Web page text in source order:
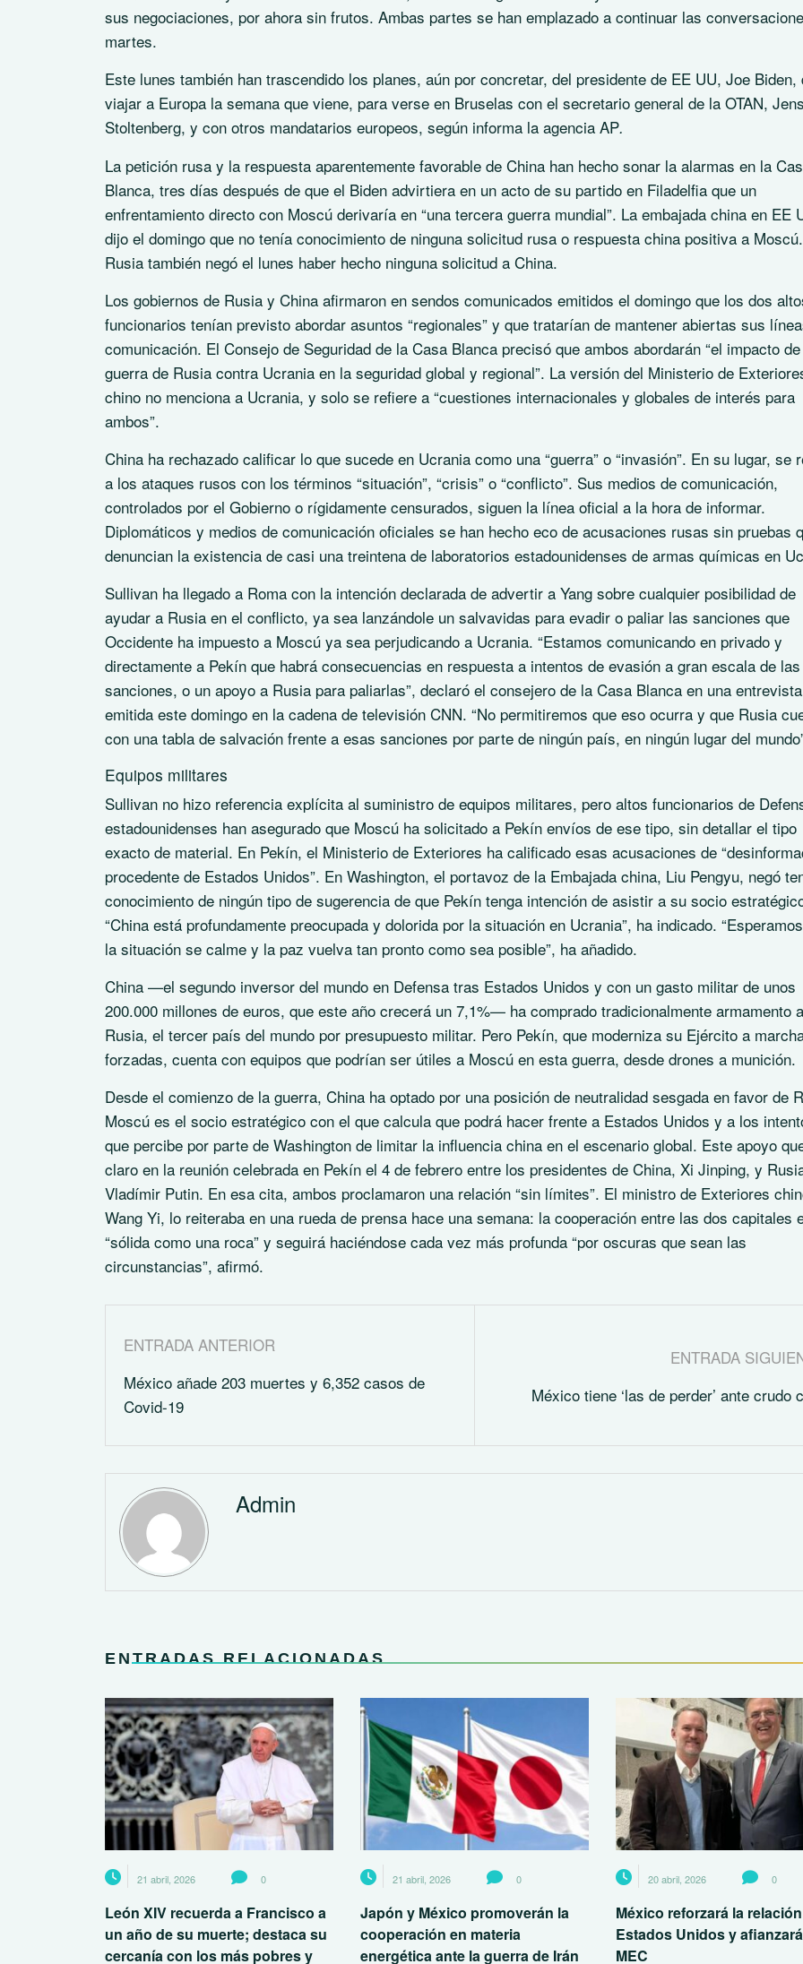
sus negociaciones, por ahora sin frutos. Ambas partes se han emplazado a continuar las
martes.
Este lunes también han trascendido los planes, aún por concretar, del presidente de EE UU, Joe Biden,
viajar a Europa la semana que viene, para verse en Bruselas con el secretario general de la OTAN, Jens
Stoltenberg, y con otros mandatarios europeos, según informa la agencia AP.
La petición rusa y la respuesta aparentemente favorable de China han hecho sonar la alarmas en la
Blanca, tres días después de que el Biden advirtiera en un acto de su partido en Filadelfia que un
enfrentamiento directo con Moscú derivaría en “una tercera guerra mundial”. La embajada china en EE
dijo el domingo que no tenía conocimiento de ninguna solicitud rusa o respuesta china positiva a Moscú.
Rusia también negó el lunes haber hecho ninguna solicitud a China.
Los gobiernos de Rusia y China afirmaron en sendos comunicados emitidos el domingo que los dos
funcionarios tenían previsto abordar asuntos “regionales” y que tratarían de mantener abiertas sus
comunicación. El Consejo de Seguridad de la Casa Blanca precisó que ambos abordarán “el impacto
guerra de Rusia contra Ucrania en la seguridad global y regional”. La versión del Ministerio de
chino no menciona a Ucrania, y solo se refiere a “cuestiones internacionales y globales de interés para
ambos”.
China ha rechazado calificar lo que sucede en Ucrania como una “guerra” o “invasión”. En su lugar, se
a los ataques rusos con los términos “situación”, “crisis” o “conflicto”. Sus medios de comunicación,
controlados por el Gobierno o rígidamente censurados, siguen la línea oficial a la hora de informar.
Diplomáticos y medios de comunicación oficiales se han hecho eco de acusaciones rusas sin pruebas
denuncian la existencia de casi una treintena de laboratorios estadounidenses de armas químicas en
Sullivan ha llegado a Roma con la intención declarada de advertir a Yang sobre cualquier posibilidad de
ayudar a Rusia en el conflicto, ya sea lanzándole un salvavidas para evadir o paliar las sanciones que
Occidente ha impuesto a Moscú ya sea perjudicando a Ucrania. “Estamos comunicando en privado y
directamente a Pekín que habrá consecuencias en respuesta a intentos de evasión a gran escala de las
sanciones, o un apoyo a Rusia para paliarlas”, declaró el consejero de la Casa Blanca en una entrevista
emitida este domingo en la cadena de televisión CNN. “No permitiremos que eso ocurra y que Rusia
con una tabla de salvación frente a esas sanciones por parte de ningún país, en ningún lugar del
Equipos militares
Sullivan no hizo referencia explícita al suministro de equipos militares, pero altos funcionarios de
estadounidenses han asegurado que Moscú ha solicitado a Pekín envíos de ese tipo, sin detallar el tipo
exacto de material. En Pekín, el Ministerio de Exteriores ha calificado esas acusaciones de
procedente de Estados Unidos”. En Washington, el portavoz de la Embajada china, Liu Pengyu, negó
conocimiento de ningún tipo de sugerencia de que Pekín tenga intención de asistir a su socio
“China está profundamente preocupada y dolorida por la situación en Ucrania”, ha indicado.
la situación se calme y la paz vuelva tan pronto como sea posible”, ha añadido.
China —el segundo inversor del mundo en Defensa tras Estados Unidos y con un gasto militar de unos
200.000 millones de euros, que este año crecerá un 7,1%— ha comprado tradicionalmente armamento a
Rusia, el tercer país del mundo por presupuesto militar. Pero Pekín, que moderniza su Ejército a
forzadas, cuenta con equipos que podrían ser útiles a Moscú en esta guerra, desde drones a munición.
Desde el comienzo de la guerra, China ha optado por una posición de neutralidad sesgada en favor de
Moscú es el socio estratégico con el que calcula que podrá hacer frente a Estados Unidos y a los
que percibe por parte de Washington de limitar la influencia china en el escenario global. Este apoyo
claro en la reunión celebrada en Pekín el 4 de febrero entre los presidentes de China, Xi Jinping, y
Vladímir Putin. En esa cita, ambos proclamaron una relación “sin límites”. El ministro de Exteriores
Wang Yi, lo reiteraba en una rueda de prensa hace una semana: la cooperación entre las dos capitales
“sólida como una roca” y seguirá haciéndose cada vez más profunda “por oscuras que sean las
circunstancias”, afirmó.
ENTRADA ANTERIOR
México añade 203 muertes y 6,352 casos de
Covid-19
ENTRADA
México tiene ‘las de perder’ ante crudo
Admin
ENTRADAS RELACIONADAS
21 abril, 2026 0
León XIV recuerda a Francisco a
un año de su muerte; destaca su
cercanía con los más pobres y
21 abril, 2026 0
Japón y México promoverán la
cooperación en materia
energética ante la guerra de Irán
20 abril, 2026 0
México reforzará la
Estados Unidos y
MEC